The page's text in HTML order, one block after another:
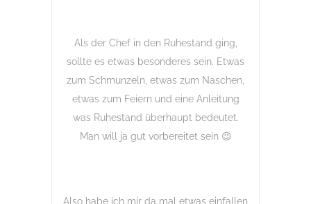
Als der Chef in den Ruhestand ging,
sollte es etwas besonderes sein. Etwas
zum Schmunzeln, etwas zum Naschen,
etwas zum Feiern und eine Anleitung
was Ruhestand überhaupt bedeutet.
Man will ja gut vorbereitet sein 😉
Also habe ich mir da mal etwas einfallen